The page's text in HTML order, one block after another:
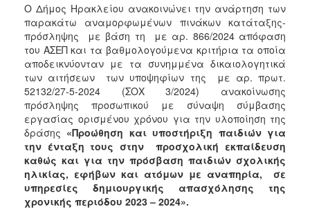
Ο Δήμος Ηρακλείου ανακοινώνει την ανάρτηση των
παρακάτω αναμορφωμένων πινάκων κατάταξης-
πρόσληψης με βάση τη με αρ. 866/2024 απόφαση
του ΑΣΕΠ και τα βαθμολογούμενα κριτήρια τα οποία
αποδεικνύονταν με τα συνημμένα δικαιολογητικά
των αιτήσεων των υποψηφίων της με αρ. πρωτ.
52132/27-5-2024 (ΣΟΧ 3/2024) ανακοίνωσης
πρόσληψης προσωπικού με σύναψη σύμβασης
εργασίας ορισμένου χρόνου για την υλοποίηση της
δράσης «Προώθηση και υποστήριξη παιδιών για
την ένταξη τους στην προσχολική εκπαίδευση
καθώς και για την πρόσβαση παιδιών σχολικής
ηλικίας, εφήβων και ατόμων με αναπηρία, σε
υπηρεσίες δημιουργικής απασχόλησης της
χρονικής περιόδου 2023 – 2024».